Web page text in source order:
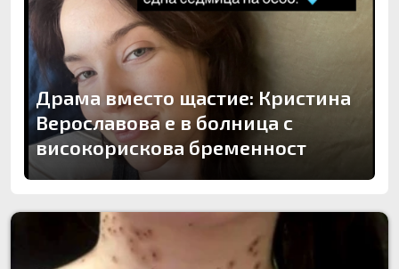
Драма вместо щастие: Кристина
Верославова е в болница с
високорискова бременност